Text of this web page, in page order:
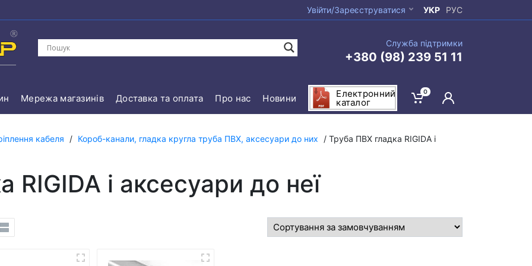
Увійти/Зареєструватися УКР РУС
Служба підтримки
+380 (98) 239 51 11
Мережа магазинів Доставка та оплата Про нас Новини Електронний
каталог
0
кабеля / Короб-канали, гладка кругла труба ПВХ, аксесуари до них
/ Труба ПВХ гладка RIGIDA і
RIGIDA і аксесуари до неї